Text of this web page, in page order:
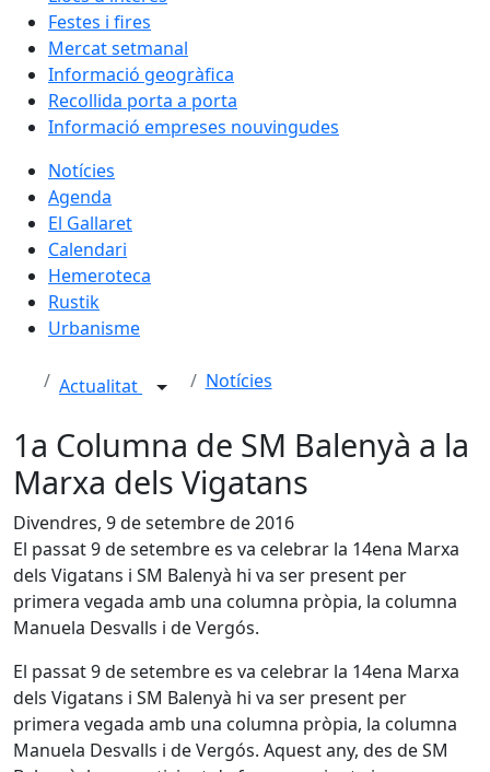
Festes i fires
Mercat setmanal
Informació geogràfica
Recollida porta a porta
Informació empreses nouvingudes
Notícies
Agenda
El Gallaret
Calendari
Hemeroteca
Rustik
Urbanisme
Actualitat Notícies
1a Columna de SM Balenyà a la
Marxa dels Vigatans
Divendres, 9 de setembre de 2016
El passat 9 de setembre es va celebrar la 14ena Marxa
dels Vigatans i SM Balenyà hi va ser present per
primera vegada amb una columna pròpia, la columna
Manuela Desvalls i de Vergós.
El passat 9 de setembre es va celebrar la 14ena Marxa
dels Vigatans i SM Balenyà hi va ser present per
primera vegada amb una columna pròpia, la columna
Manuela Desvalls i de Vergós. Aquest any, des de SM